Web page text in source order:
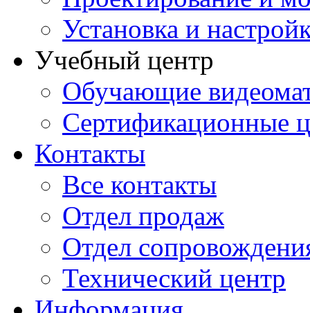
Установка и
Учебный центр
Обучающие
Сертификационные
Контакты
Все контакты
Отдел продаж
Отдел
Технический центр